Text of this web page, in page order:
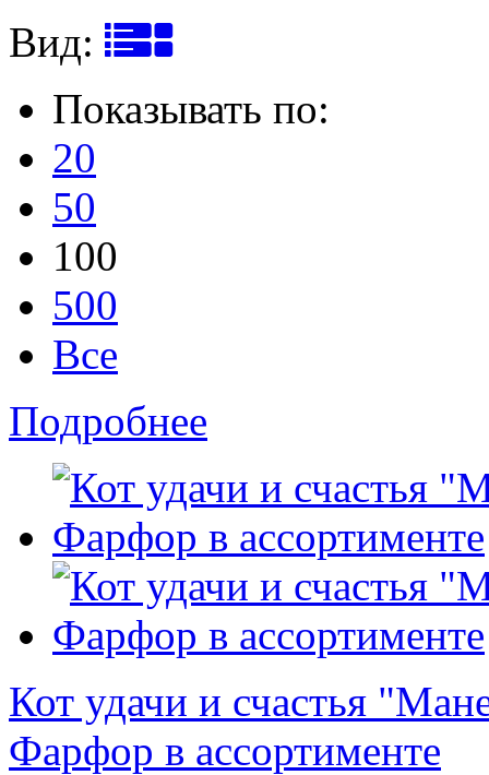
Вид:
Показывать по:
20
50
100
500
Все
Подробнее
Кот удачи и счастья
Фарфор в ассортименте